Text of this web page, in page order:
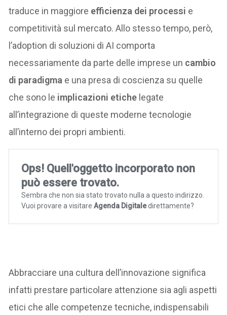
traduce in maggiore efficienza dei processi e
competitività sul mercato. Allo stesso tempo, però,
l’adoption di soluzioni di AI comporta
necessariamente da parte delle imprese un cambio
di paradigma e una presa di coscienza su quelle
che sono le implicazioni etiche legate
all’integrazione di queste moderne tecnologie
all’interno dei propri ambienti.
Abbracciare una cultura dell’innovazione significa
infatti prestare particolare attenzione sia agli aspetti
etici che alle competenze tecniche, indispensabili